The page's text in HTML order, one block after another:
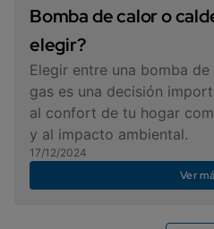
Bomba de calor o
elegir?
Elegir entre una bomba
gas es una decisión
al confort de tu hogar
y al impacto ambiental.
17/12/2024
Ver